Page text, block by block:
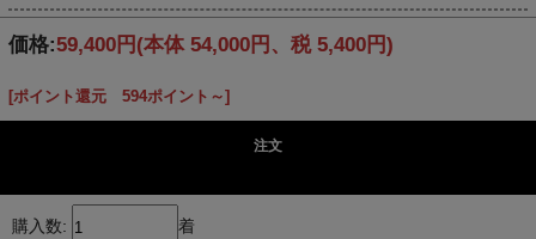
価格:59,400円 (本体 54,000円、税 5,400円)
[ポイント還元 594ポイント～]
注文
購入数: 着